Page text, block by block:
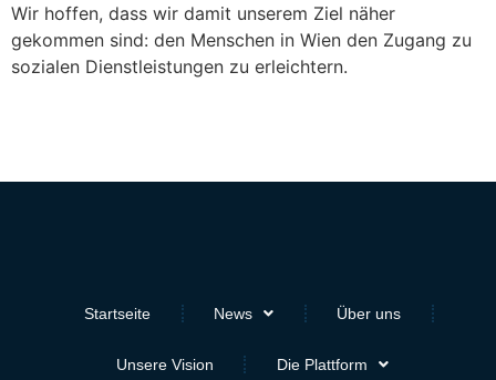
Wir hoffen, dass wir damit unserem Ziel näher
gekommen sind: den Menschen in Wien den Zugang zu
sozialen Dienstleistungen zu erleichtern.
Startseite News Über uns
Unsere Vision Die Plattform